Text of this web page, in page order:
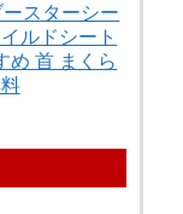
スターシー
ルドシート
め 首 まくら